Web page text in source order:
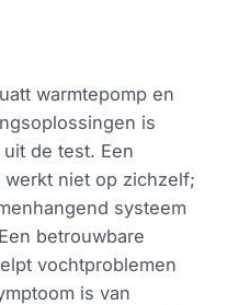
warmtepomp en
is
de test. Een
niet op zichzelf;
systeem
betrouwbare
vochtproblemen
is van